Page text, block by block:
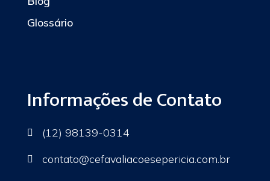
Glossário
Informações de Contato
 (12) 98139-0314
 contato@cefavaliacoesepericia.com.br